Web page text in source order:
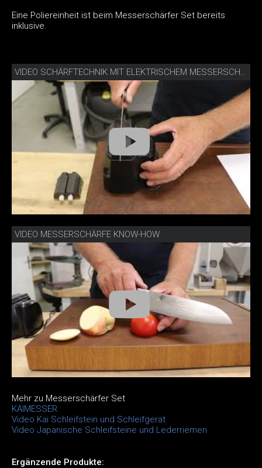
Eine Poliereinheit ist beim Messerschärfer Set bereits
inklusive.
VIDEO MESSERSCHÄRFE KNOW-HOW
Mehr zu Messerschärfer Set
KAIMESSER
Video Kai Schleifstein und Schleifgerät
Video Japanische Schleifsteine und Lederriemen
Ergänzende Produkte: